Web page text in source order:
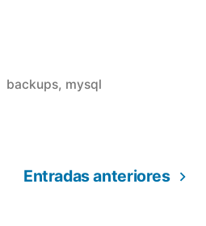
Etiquetas:
backups, mysql
Entradas anteriores